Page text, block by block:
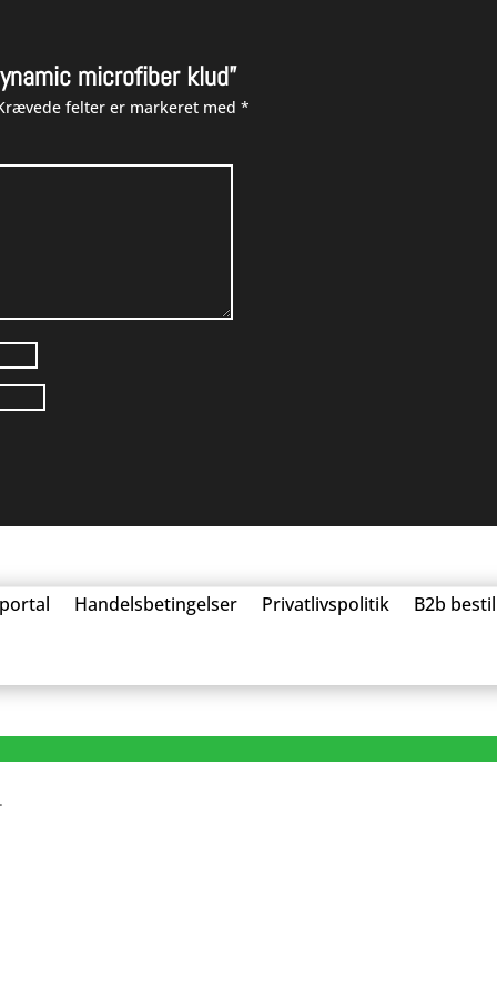
microfiber klud”
felter er markeret med*
Handelsbetingelser Privatlivspolitik B2b